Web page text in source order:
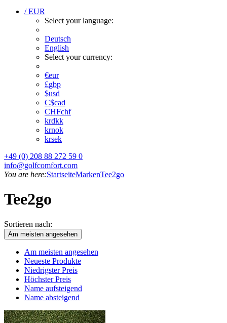
/ EUR
Select your language:
Deutsch
English
Select your currency:
€eur
£gbp
$usd
C$cad
CHFchf
krdkk
krnok
krsek
+49 (0) 208 88 272 59 0
info@golfcomfort.com
You are here:StartseiteMarkenTee2go
Tee2go
Sortieren nach:
Am meisten angesehen
Am meisten angesehen
Neueste Produkte
Niedrigster Preis
Höchster Preis
Name aufsteigend
Name absteigend